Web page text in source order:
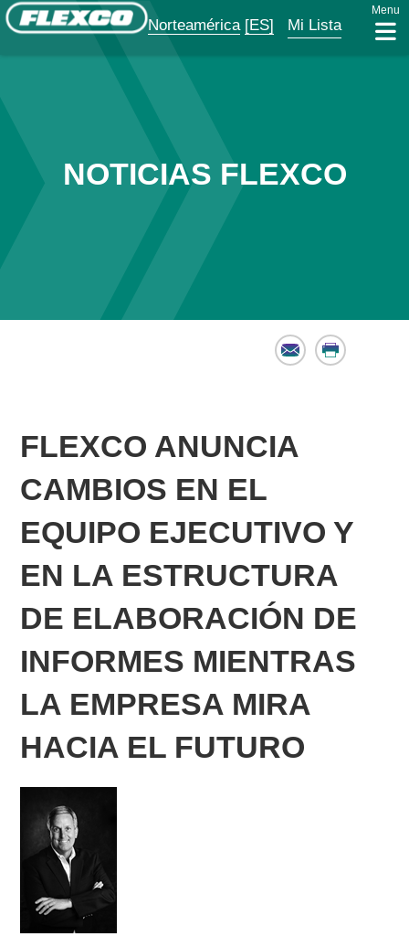
Norteamérica [ES] Mi Lista
Menu
NOTICIAS FLEXCO
Email Print
FLEXCO ANUNCIA
CAMBIOS EN EL
EQUIPO EJECUTIVO Y
EN LA ESTRUCTURA
DE ELABORACIÓN DE
INFORMES MIENTRAS
LA EMPRESA MIRA
HACIA EL FUTURO